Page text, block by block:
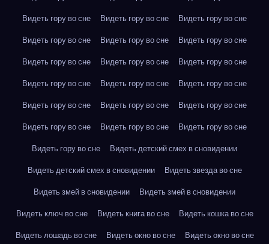
Видеть гору во сне
Видеть гору во сне
Видеть гору во сне
Видеть гору во сне
Видеть гору во сне
Видеть гору во сне
Видеть гору во сне
Видеть гору во сне
Видеть гору во сне
Видеть гору во сне
Видеть гору во сне
Видеть гору во сне
Видеть гору во сне
Видеть гору во сне
Видеть гору во сне
Видеть гору во сне
Видеть гору во сне
Видеть гору во сне
Видеть гору во сне
Видеть детский смех в сновидении
Видеть детский смех в сновидении
Видеть звезда во сне
Видеть змей в сновидении
Видеть змей в сновидении
Видеть ключ во сне
Видеть книга во сне
Видеть кошка во сне
Видеть лошадь во сне
Видеть окно во сне
Видеть окно во сне